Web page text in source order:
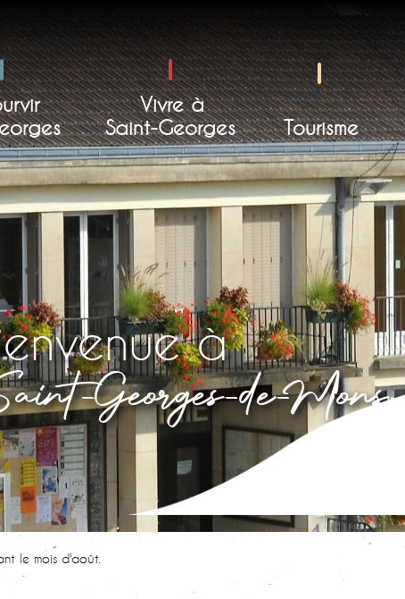
Vivre à
Saint-Georges
Tourisme
à
Georges-de-Mons
le mois d'août.